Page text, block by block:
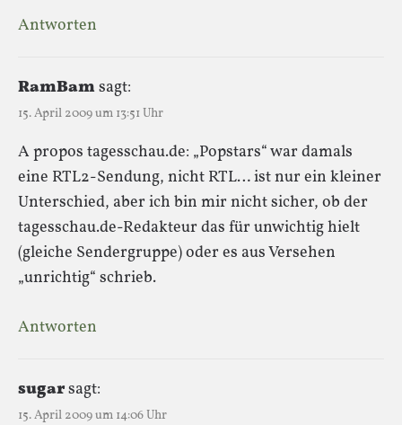
Antworten
RamBamsagt:
15. April 2009 um 13:51 Uhr
A propos tagesschau.de: „Popstars“ war damals
eine RTL2-Sendung, nicht RTL… ist nur ein kleiner
Unterschied, aber ich bin mir nicht sicher, ob der
tagesschau.de-Redakteur das für unwichtig hielt
(gleiche Sendergruppe) oder es aus Versehen
„unrichtig“ schrieb.
Antworten
sugarsagt:
15. April 2009 um 14:06 Uhr